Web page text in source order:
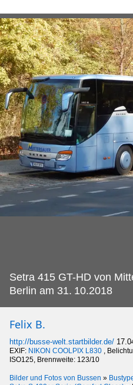
Setra 415 GT-HD von
Berlin am 31. 10.2018
Felix B.
http://busse-welt.startbilder.de/
EXIF: NIKON COOLPIX L830 ,
ISO125, Brennweite: 123/10
Bilder und Fotos von Bussen »